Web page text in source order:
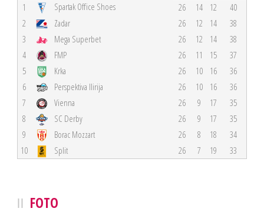
1 Spartak Office Shoes 26 14 12
40
2
Zadar 26 12 14
38
3
Mega Superbet 26 12 14
38
4
FMP 26 11 15
37
5
Krka 26 10 16
36
6
Perspektiva Ilirija 26 10 16
36
7
Vienna 26 9 17
35
8
SC Derby 26 9 17
35
9
Borac Mozzart 26 8 18
34
10
Split 26 7 19 33
FOTO